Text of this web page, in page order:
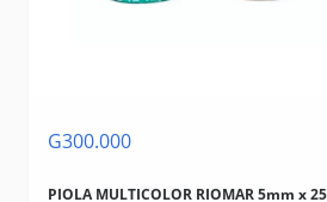
G300.000
PIOLA MULTICOLOR RIOMAR 5mm x